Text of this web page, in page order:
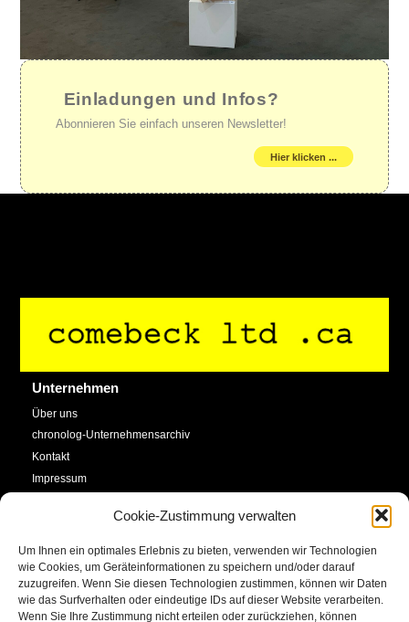
Cookie-Zustimmung verwalten
Um Ihnen ein optimales Erlebnis zu bieten, verwenden wir Technologien
wie Cookies, um Geräteinformationen zu speichern und/oder darauf
zuzugreifen. Wenn Sie diesen Technologien zustimmen, können wir Daten
wie das Surfverhalten oder eindeutige IDs auf dieser Website verarbeiten.
Wenn Sie Ihre Zustimmung nicht erteilen oder zurückziehen, können
Einladungen und Infos?
Abonnieren Sie einfach unseren Newsletter!
Hier klicken ...
Back
Unternehmen
Über uns
chronolog-Unternehmensarchiv
Kontakt
Impressum
Cookie-Richtlinie (EU)
Service
SHOP
Newsletter
Social Media
Facebook